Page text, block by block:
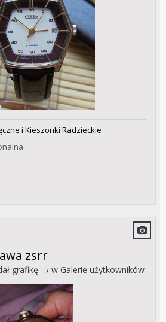
i Kieszonki Radzieckie
zsrr
grafikę → w Galerie użytkowników